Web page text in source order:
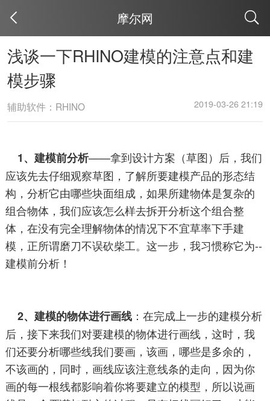
摩尔网
浅谈一下RHINO建模的注意点和建
模步骤
辅助软件：RHINO 2019-03-26 21:19
1、建模前分析——拿到设计方案（草图）后，我们
应该先去仔细观察草图，了解所要建模产品的形态结
构，分析它由哪些块面组成，如果所建物体是复杂的
组合物体，我们应该怎么样去拆开分析这个组合整
体，在没有完全理解物体的情况下不宜草率下手建
模，正所谓磨刀不误砍柴工。这一步，我习惯称它为--
建模前分析！
2、 建模的物体进行画线： 在完成上一步的建模分析
后，接下来我们对要建模的物体进行画线，这时，我
们还要分析哪些线我们要画，该画，哪些是多余的，
不该画的，同时，画线应该注意线条的走向，因为你
画的每一根线都影响着你将要建立的模型，所以说画
取消